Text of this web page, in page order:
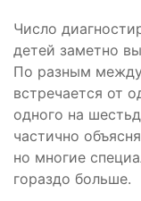
Число
детей заметно
По разным
встречается от
одного на
частично
но многие
гораздо больше.